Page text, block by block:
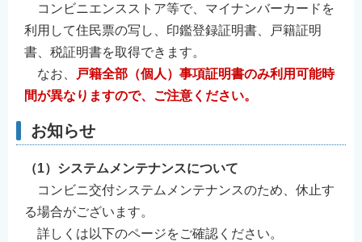
コンビニエンスストア等で、マイナンバーカードを
利用して住民票の写し、印鑑登録証明書、戸籍証明
書、税証明書を取得できます。
なお、
戸籍全部（個人）事項証明書のみ利用可能時
間が異なりますので、ご注意ください。
お知らせ
（1）システムメンテナンスについて
コンビニ交付システムメンテナンスのため、休止す
る場合がございます。
詳しくは以下のページをご確認ください。